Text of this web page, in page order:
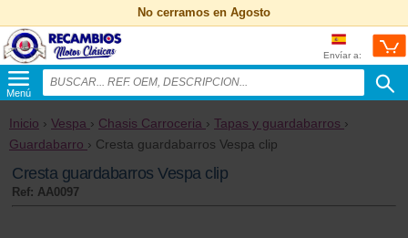
No cerramos en Agosto
Envíar a:
Menú
Inicio › Vespa › Chasis Carroceria › Tapas y guardabarros ›
Guardabarro › Cresta guardabarros Vespa clip
Cresta guardabarros Vespa clip
Ref: AA0097